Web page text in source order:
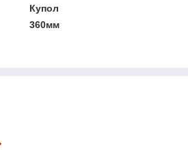
Купол
360мм